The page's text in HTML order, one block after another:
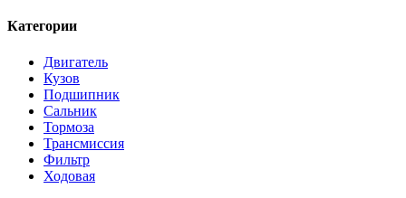
Категории
Двигатель
Кузов
Подшипник
Сальник
Тормоза
Трансмиссия
Фильтр
Ходовая